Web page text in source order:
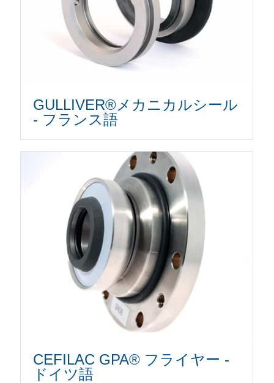
GULLIVER®メカニカルシール
- フランス語
CEFILAC GPA® フライヤー -
ドイツ語